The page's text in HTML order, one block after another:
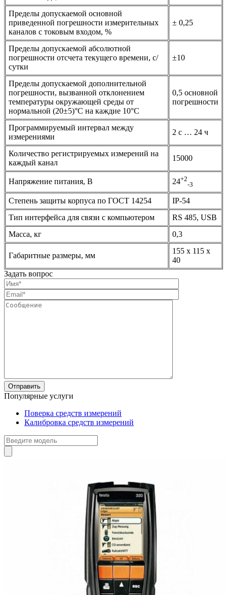
Пределы допускаемой основной
приведенной погрешности измерительных
каналов с токовым входом, %
± 0,25
Пределы допускаемой абсолютной
погрешности отсчета текущего времени, с/
сутки
±10
Пределы допускаемой дополнительной
погрешности, вызванной отклонением
температуры окружающей среды от
нормальной (20±5)°С на каждие 10°С
0,5 основной
погрешности
Программируемый интервал между
измерениями
2 с … 24 ч
Количество регистрируемых измерений на
каждый канал
15000
Напряжение питания, В 24+2
-3
Степень защиты корпуса по ГОСТ 14254
IP-54
Тип интерфейса для связи с компьютером
RS 485, USB
Масса, кг
0,3
Габаритные размеры, мм
155 х 115 х
40
Задать вопрос
Популярные услуги
Поверка средств измерений
Калибровка средств измерений